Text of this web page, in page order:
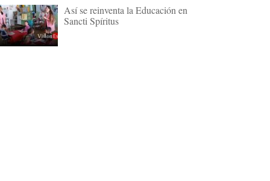
Así se reinventa la Educación en
Sancti Spíritus